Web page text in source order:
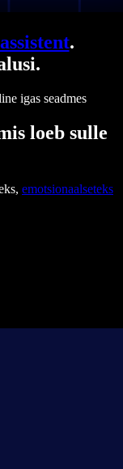
.
igas seadmes
loeb sulle
emotsionaalseteks